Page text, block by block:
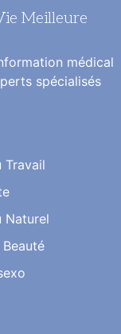
Meilleure
médical
spécialisés
Travail
Naturel